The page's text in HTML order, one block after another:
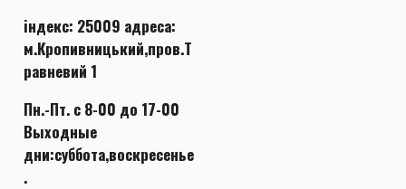
індекс: 25009 адреса:
м.Кропивницький,пров.Т
равневий 1
Пн.-Пт. с 8-00 до 17-00
Выходные
дни:суббота,воскресенье
.